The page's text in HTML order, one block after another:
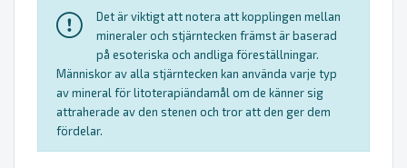
Det är viktigt att notera att kopplingen mellan
mineraler och stjärntecken främst är baserad
på esoteriska och andliga föreställningar.
Människor av alla stjärntecken kan använda varje typ
av mineral för litoterapiändamål om de känner sig
attraherade av den stenen och tror att den ger dem
fördelar.